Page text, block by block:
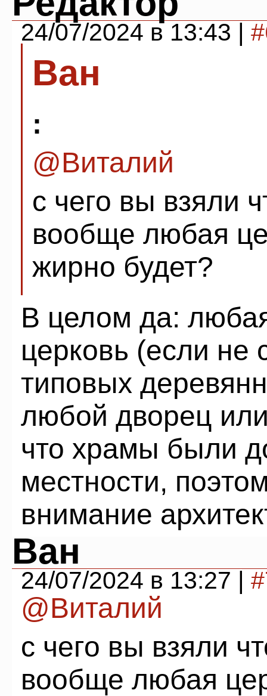
24/07/2024 в 13:43 |
Ван
:
@Виталий
с чего вы взяли
вообще любая
жирно будет?
В целом да:
церковь (если не
типовых
любой дворец
что храмы были
местности,
внимание
Ван
24/07/2024 в 13:27 |
@Виталий
с чего вы взяли
вообще любая